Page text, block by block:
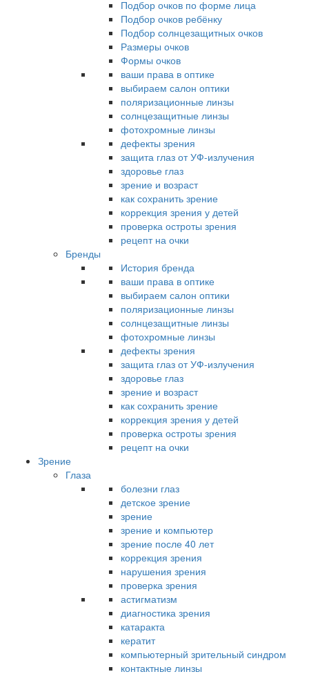
Подбор очков по форме лица
Подбор очков ребёнку
Подбор солнцезащитных очков
Размеры очков
Формы очков
ваши права в оптике
выбираем салон оптики
поляризационные линзы
солнцезащитные линзы
фотохромные линзы
дефекты зрения
защита глаз от УФ-излучения
здоровье глаз
зрение и возраст
как сохранить зрение
коррекция зрения у детей
проверка остроты зрения
рецепт на очки
Бренды
История бренда
ваши права в оптике
выбираем салон оптики
поляризационные линзы
солнцезащитные линзы
фотохромные линзы
дефекты зрения
защита глаз от УФ-излучения
здоровье глаз
зрение и возраст
как сохранить зрение
коррекция зрения у детей
проверка остроты зрения
рецепт на очки
Зрение
Глаза
болезни глаз
детское зрение
зрение
зрение и компьютер
зрение после 40 лет
коррекция зрения
нарушения зрения
проверка зрения
астигматизм
диагностика зрения
катаракта
кератит
компьютерный зрительный синдром
контактные линзы